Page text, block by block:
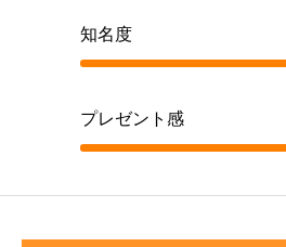
知名度
プレゼント感